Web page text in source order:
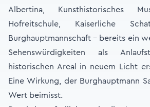
Albertina, Kunsthistorisches
Hofreitschule, Kaiserliche
Burghauptmannschaft – bereits ein
Sehenswürdigkeiten als
historischen Areal in neuem Licht
Eine Wirkung, der Burghauptmann
Wert beimisst.